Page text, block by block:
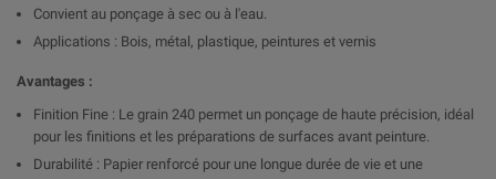
Convient au ponçage à sec ou à l'eau.
Applications : Bois, métal, plastique, peintures et vernis
Avantages :
Finition Fine : Le grain 240 permet un ponçage de haute précision, idéal
pour les finitions et les préparations de surfaces avant peinture.
Durabilité : Papier renforcé pour une longue durée de vie et une